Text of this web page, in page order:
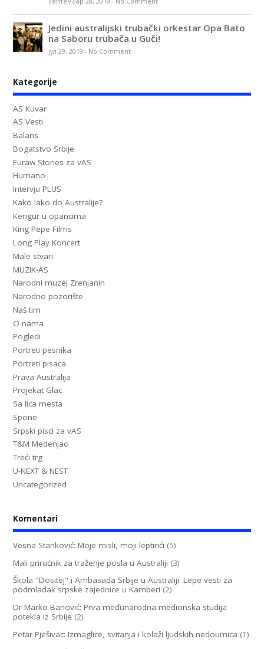
Jedini australijski trubački orkestar Opa Bato
na Saboru trubača u Guči!
јул 29, 2019 - No Comment
Kategorije
AS Kuvar
AS Vesti
Balans
Bogatstvo Srbije
Euraw Stories za vAS
Humano
Intervju PLUS
Kako lako do Australije?
Kengur u opancima
King Pepe Films
Long Play Koncert
Male stvari
MUZIK-AS
Narodni muzej Zrenjanin
Narodno pozorište
Naš tim
O nama
Pogledi
Portreti pesnika
Portreti pisaca
Prava Australija
Projekat Glac
Sa lica mesta
Spone
Srpski pisci za vAS
T&M Medenjaci
Treći trg
U-NEXT & NEST
Uncategorized
Komentari
Vesna Stanković: Moje misli, moji leptirići (5)
Mali prirućnik za traženje posla u Australiji (3)
Škola "Dositej" i Ambasada Srbije u Australiji: Lepe vesti za
podmladak srpske zajednice u Kamberi (2)
Dr Marko Banović: Prva međunarodna medicinska studija
potekla iz Srbije (2)
Petar Pješivac: Izmaglice, svitanja i kolaži ljudskih nedoumica (1)